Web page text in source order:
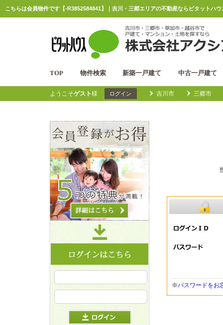
こちらは会員物件です【-R3852584841】｜吉川・三郷エリアの不動産ならピタットハ
TOP 物件検索 新築一戸建て 中古一戸建て
ようこそゲスト様 ログイン 吉川市 三郷市
※パスワードをお